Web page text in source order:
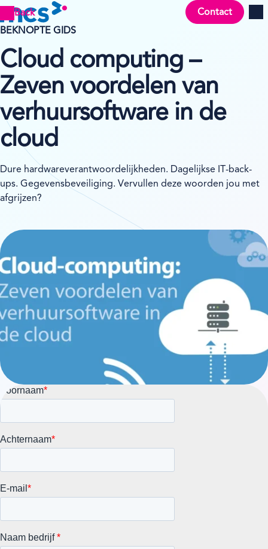
Back Contact
BEKNOPTE GIDS
Cloud computing –
Zeven voordelen van
verhuursoftware in de
cloud
Dure hardwareverantwoordelijkheden. Dagelijkse IT-back-
ups. Gegevensbeveiliging. Vervullen deze woorden jou met
afgrijzen?